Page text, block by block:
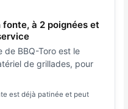
fonte, à 2 poignées et
de BBQ-Toro est le
de grillades, pour
est déjà patinée et peut